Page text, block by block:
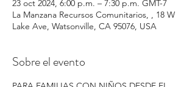
23 oct 2024, 6:00 p.m. – 7:30 p.m. GMT-7
La Manzana Recursos Comunitarios, , 18 W
Lake Ave, Watsonville, CA 95076, USA
Sobre el evento